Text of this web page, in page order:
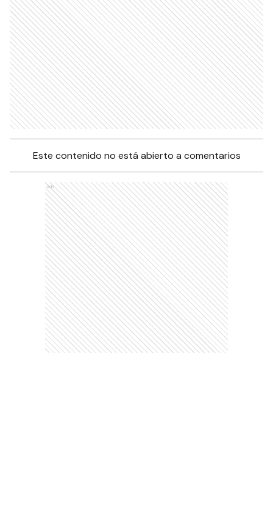
Este contenido no está abierto a comentarios
Ads